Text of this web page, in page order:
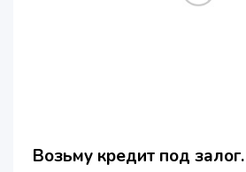
Возьму кредит под залог.